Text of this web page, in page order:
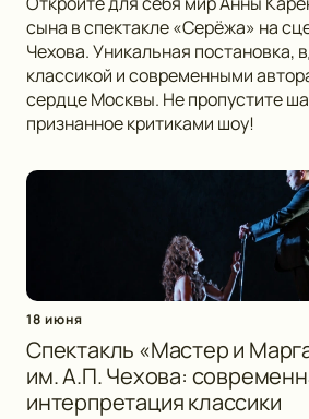
сына в спектакле «Серёжа» на
Чехова. Уникальная постановка,
классикой и современными
сердце Москвы. Не пропустите
признанное критиками шоу!
18 июня
Спектакль «Мастер и
им. А.П. Чехова:
интерпретация классики